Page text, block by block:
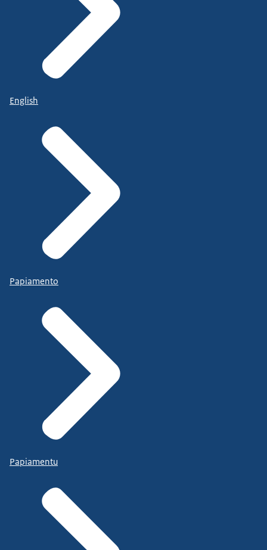
English
Papiamento
Papiamentu